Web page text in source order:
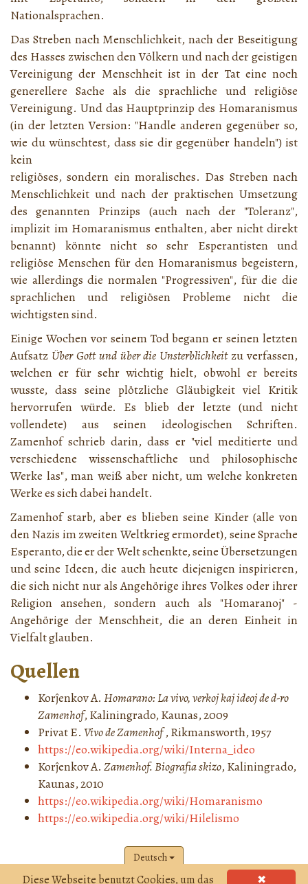
Nationalsprachen.
Das Streben nach Menschlichkeit, nach der Beseitigung
des Hasses zwischen den Völkern und nach der geistigen
Vereinigung der Menschheit ist in der Tat eine noch
generellere Sache als die sprachliche und religiöse
Vereinigung. Und das Hauptprinzip des Homaranismus
(in der letzten Version: "Handle anderen gegenüber so,
wie du wünschtest, dass sie dir gegenüber handeln") ist
kein
religiöses, sondern ein moralisches. Das Streben nach
Menschlichkeit und nach der praktischen Umsetzung
des genannten Prinzips (auch nach der "Toleranz",
implizit im Homaranismus enthalten, aber nicht direkt
benannt) könnte nicht so sehr Esperantisten und
religiöse Menschen für den Homaranismus begeistern,
wie allerdings die normalen "Progressiven", für die die
sprachlichen und religiösen Probleme nicht die
wichtigsten sind.
Einige Wochen vor seinem Tod begann er seinen letzten
Aufsatz Über Gott und über die Unsterblichkeitzu verfassen,
welchen er für sehr wichtig hielt, obwohl er bereits
wusste, dass seine plötzliche Gläubigkeit viel Kritik
hervorrufen würde. Es blieb der letzte (und nicht
vollendete) aus seinen ideologischen Schriften.
Zamenhof schrieb darin, dass er "viel meditierte und
verschiedene wissenschaftliche und philosophische
Werke las", man weiß aber nicht, um welche konkreten
Werke es sich dabei handelt.
Zamenhof starb, aber es blieben seine Kinder (alle von
den Nazis im zweiten Weltkrieg ermordet), seine Sprache
Esperanto, die er der Welt schenkte, seine Übersetzungen
und seine Ideen, die auch heute diejenigen inspirieren,
die sich nicht nur als Angehörige ihres Volkes oder ihrer
Religion ansehen, sondern auch als "Homaranoj" -
Angehörige der Menschheit, die an deren Einheit in
Vielfalt glauben.
Quellen
Korĵenkov A. Homarano: La vivo, verkoj kaj ideoj de d-ro
Zamenhof, Kaliningrado, Kaunas, 2009
Privat E. Vivo de Zamenhof, Rikmansworth, 1957
https://eo.wikipedia.org/wiki/Interna_ideo
Korĵenkov A. Zamenhof. Biografia skizo, Kaliningrado,
Kaunas, 2010
https://eo.wikipedia.org/wiki/Homaranismo
https://eo.wikipedia.org/wiki/Hilelismo
Deutsch
Webseite realisiert vonEdukado@Interreto ✖
Diese Webseite benutzt Cookies, um das